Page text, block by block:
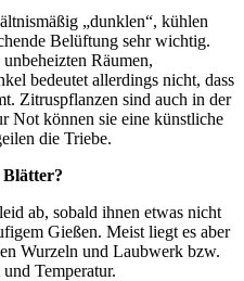
„dunklen“, kühlen
Belüftung sehr wichtig.
Räumen,
bedeutet allerdings nicht, dass
Zitruspflanzen sind auch in der
Not können sie eine künstliche
die Triebe.
ab, sobald ihnen etwas nicht
Gießen. Meist liegt es aber
Wurzeln und Laubwerk bzw.
Temperatur.